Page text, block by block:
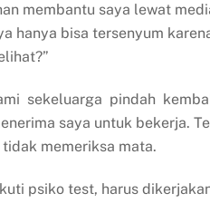
membantu saya lewat
hanya bisa tersenyum
sekeluarga pindah
saya untuk bekerja.
memeriksa mata.
psiko test, harus